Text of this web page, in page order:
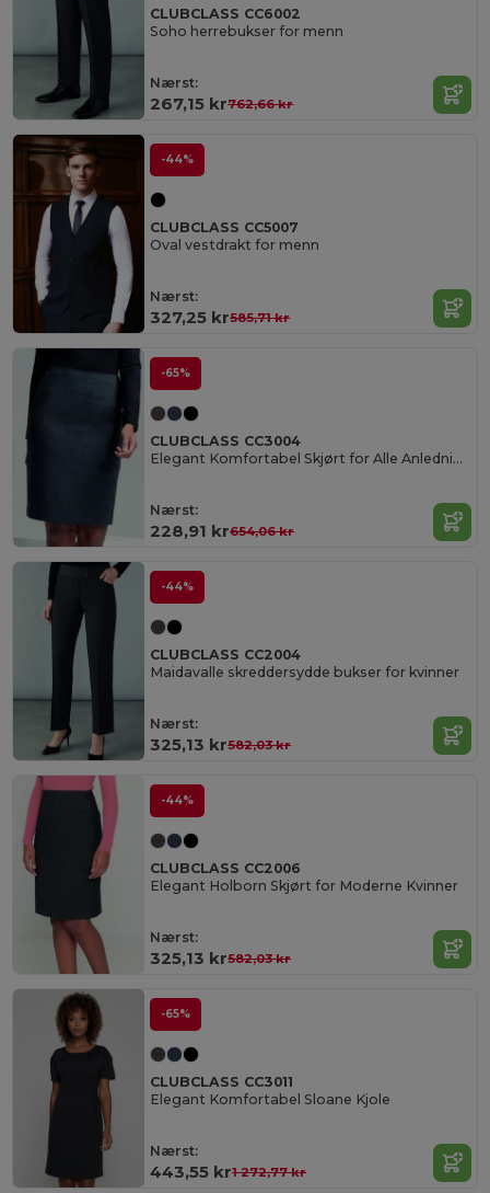
CLUBCLASS CC6002
Soho herrebukser for menn
Nærst:
267,15 kr762,66 kr
-44%
CLUBCLASS CC5007
Oval vestdrakt for menn
Nærst:
327,25 kr585,71 kr
-65%
CLUBCLASS CC3004
Elegant Komfortabel Skjørt for Alle Anledninger
Nærst:
228,91 kr654,06 kr
-44%
CLUBCLASS CC2004
Maidavalle skreddersydde bukser for kvinner
Nærst:
325,13 kr582,03 kr
-44%
CLUBCLASS CC2006
Elegant Holborn Skjørt for Moderne Kvinner
Nærst:
325,13 kr582,03 kr
-65%
CLUBCLASS CC3011
Elegant Komfortabel Sloane Kjole
Nærst:
443,55 kr1 272,77 kr